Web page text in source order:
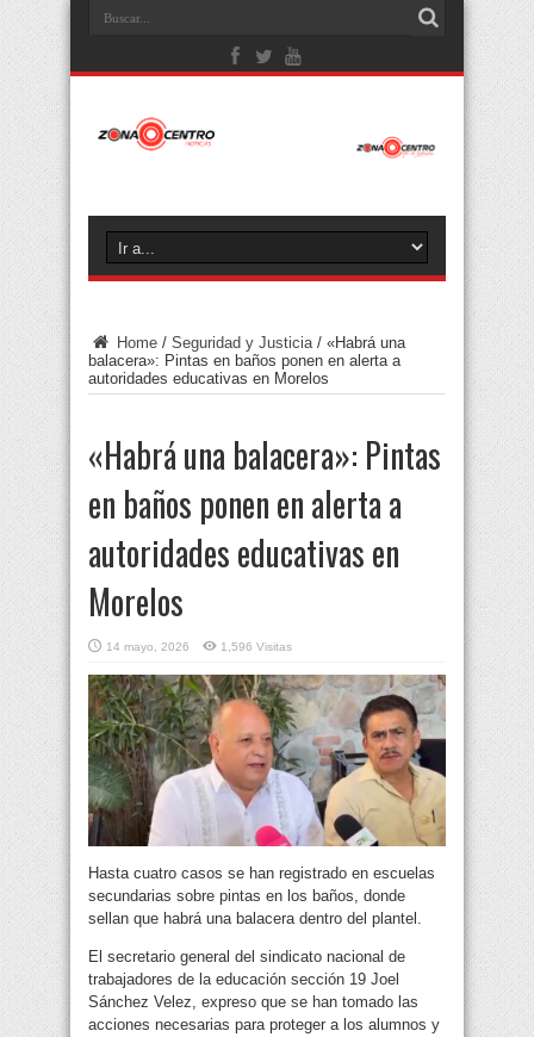
Home / Seguridad y Justicia / «Habrá una
balacera»: Pintas en baños ponen en alerta a
autoridades educativas en Morelos
«Habrá una balacera»: Pintas
en baños ponen en alerta a
autoridades educativas en
Morelos
14 mayo, 2026 1,596 Visitas
Hasta cuatro casos se han registrado en escuelas
secundarias sobre pintas en los baños, donde
sellan que habrá una balacera dentro del plantel.
El secretario general del sindicato nacional de
trabajadores de la educación sección 19 Joel
Sánchez Velez, expreso que se han tomado las
acciones necesarias para proteger a los alumnos y